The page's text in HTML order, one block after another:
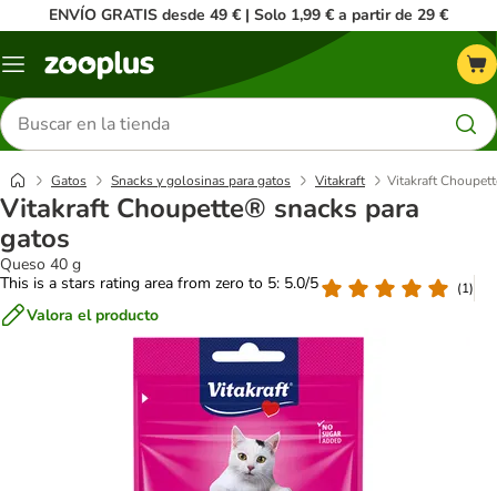
ENVÍO GRATIS desde 49 € | Solo 1,99 € a partir de 29 €
Menú
Buscar
productos
Gatos Snacks y golosinas para gatos Vitakraft Vitakraft
Vitakraft Choupette® snacks para
gatos
Queso 40 g
This is a stars rating area from zero to 5: 5.0/5
(1)
Valora el producto